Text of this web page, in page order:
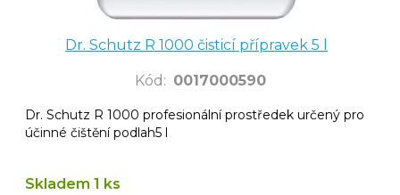
Dr. Schutz R 1000 čisticí přípravek 5 l
Kód : 0017000590
Dr. Schutz R 1000 profesionální prostředek určený pro
účinné čištění podlah5 l
Skladem 1 ks